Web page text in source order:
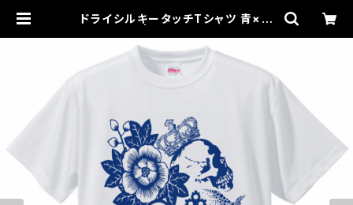
ドライシルキータッチTシャツ 青×白
ial online shop